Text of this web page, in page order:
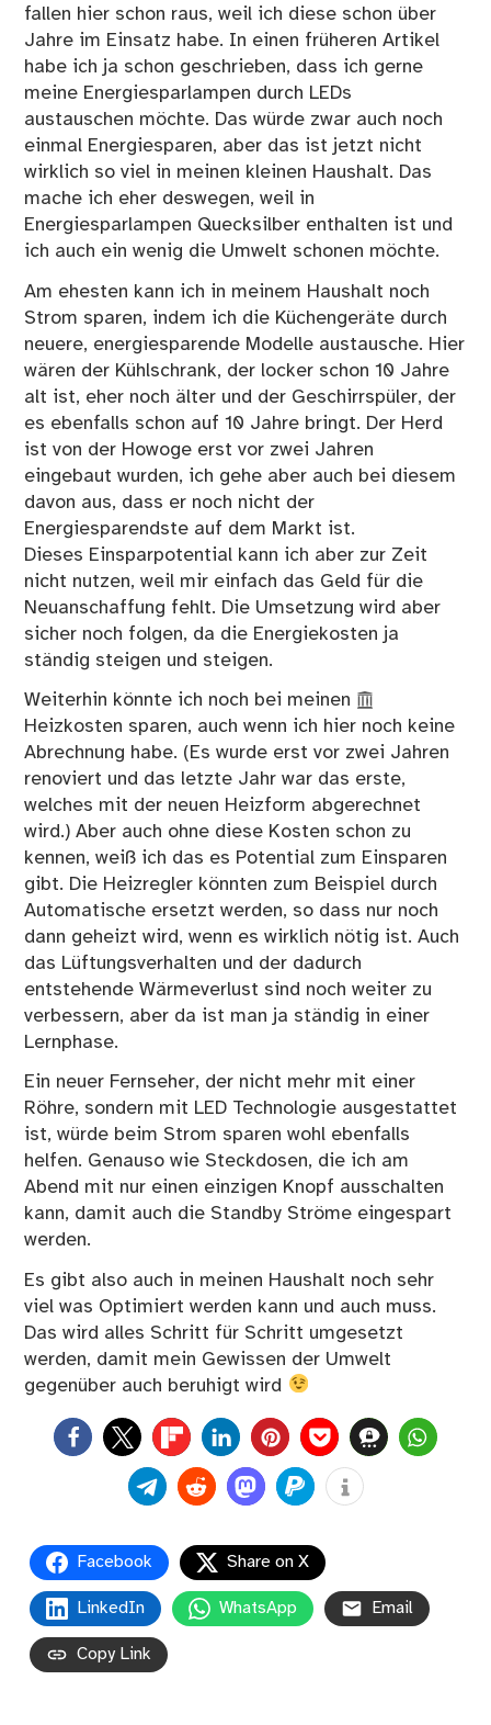
fallen hier schon raus, weil ich diese schon über
Jahre im Einsatz habe. In einen früheren Artikel
habe ich ja schon geschrieben, dass ich gerne
meine Energiesparlampen durch LEDs
austauschen möchte. Das würde zwar auch noch
einmal Energiesparen, aber das ist jetzt nicht
wirklich so viel in meinen kleinen Haushalt. Das
mache ich eher deswegen, weil in
Energiesparlampen Quecksilber enthalten ist und
ich auch ein wenig die Umwelt schonen möchte.
Am ehesten kann ich in meinem Haushalt noch
Strom sparen, indem ich die Küchengeräte durch
neuere, energiesparende Modelle austausche. Hier
wären der Kühlschrank, der locker schon 10 Jahre
alt ist, eher noch älter und der Geschirrspüler, der
es ebenfalls schon auf 10 Jahre bringt. Der Herd
ist von der Howoge erst vor zwei Jahren
eingebaut wurden, ich gehe aber auch bei diesem
davon aus, dass er noch nicht der
Energiesparendste auf dem Markt ist.
Dieses Einsparpotential kann ich aber zur Zeit
nicht nutzen, weil mir einfach das Geld für die
Neuanschaffung fehlt. Die Umsetzung wird aber
sicher noch folgen, da die Energiekosten ja
ständig steigen und steigen.
Weiterhin könnte ich noch bei meinen
Heizkosten sparen, auch wenn ich hier noch keine
Abrechnung habe. (Es wurde erst vor zwei Jahren
renoviert und das letzte Jahr war das erste,
welches mit der neuen Heizform abgerechnet
wird.) Aber auch ohne diese Kosten schon zu
kennen, weiß ich das es Potential zum Einsparen
gibt. Die Heizregler könnten zum Beispiel durch
Automatische ersetzt werden, so dass nur noch
dann geheizt wird, wenn es wirklich nötig ist. Auch
das Lüftungsverhalten und der dadurch
entstehende Wärmeverlust sind noch weiter zu
verbessern, aber da ist man ja ständig in einer
Lernphase.
Ein neuer Fernseher, der nicht mehr mit einer
Röhre, sondern mit LED Technologie ausgestattet
ist, würde beim Strom sparen wohl ebenfalls
helfen. Genauso wie Steckdosen, die ich am
Abend mit nur einen einzigen Knopf ausschalten
kann, damit auch die Standby Ströme eingespart
werden.
Es gibt also auch in meinen Haushalt noch sehr
viel was Optimiert werden kann und auch muss.
Das wird alles Schritt für Schritt umgesetzt
werden, damit mein Gewissen der Umwelt
gegenüber auch beruhigt wird
0
Facebook Share on X
LinkedIn WhatsApp Email
Copy Link